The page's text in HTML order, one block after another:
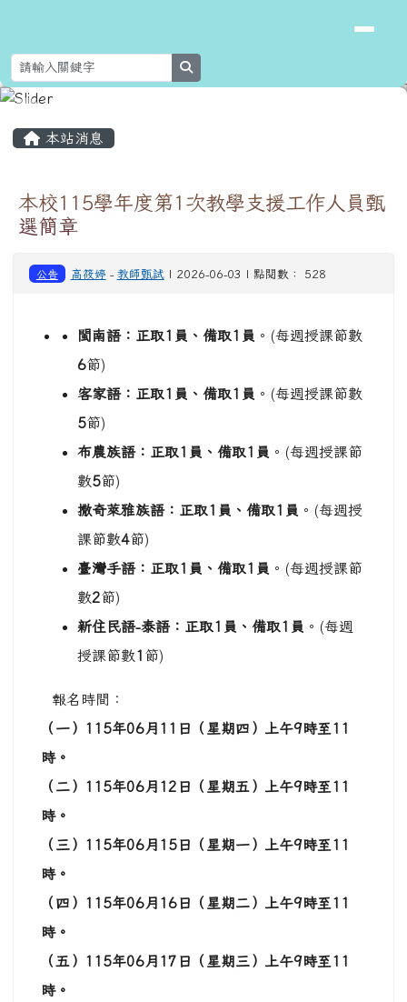
本站消息
本校115學年度第1次教學支援工作人員甄
選簡章
公告 高筱婷- 教師甄試| 2026-06-03 | 點閱數： 528
閩南語：正取1 員、備取1 員 。(每週授課節數
6節)
客家語：正取1 員、備取1 員 。(每週授課節數
5節)
布農族語：正取1 員、備取1 員 。(每週授課節
數5節)
撒奇萊雅族語：正取1 員、備取1 員 。(每週授
課節數4節)
臺灣手語：正取1 員、備取1 員 。(每週授課節
數2節)
新住民語-泰語：正取1 員、備取1 員 。(每週
授課節數1 節)
報名時間：
（一）
115年06月 11 日（星期四）上午9時至 11
時。
（二）
115年06月 12 日（星期五）上午9時至 11
時。
（三）
115年06月 15日（星期一）上午9時至 11
時。
（四）
115年06月 16日（星期二）上午9時至 11
時。
（五）
115年06月 17 日（星期三）上午9時至 11
時。